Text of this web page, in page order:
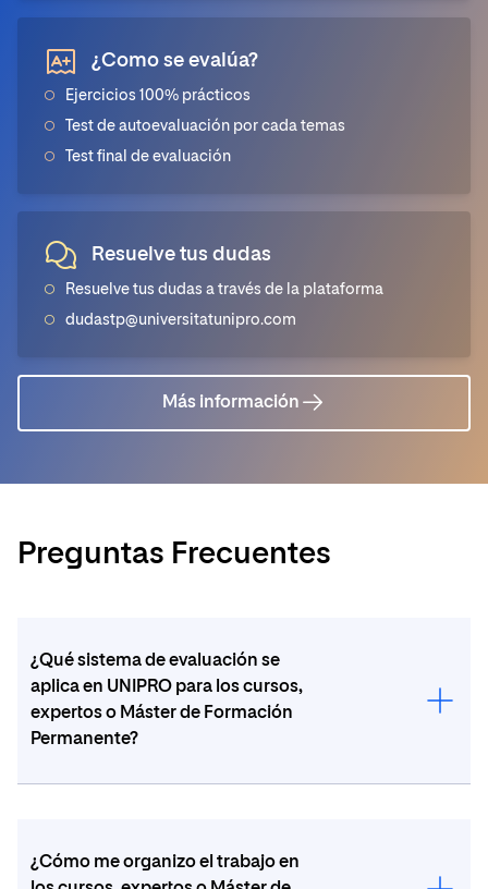
¿Como se evalúa?
Ejercicios 100% prácticos
Test de autoevaluación por cada temas
Test final de evaluación
Resuelve tus dudas
Resuelve tus dudas a través de la plataforma
dudastp@universitatunipro.com
Más información
Preguntas Frecuentes
¿Qué sistema de evaluación se
aplica en UNIPRO para los cursos,
expertos o Máster de Formación
Permanente?
formada por los
¿Cómo me organizo el trabajo en